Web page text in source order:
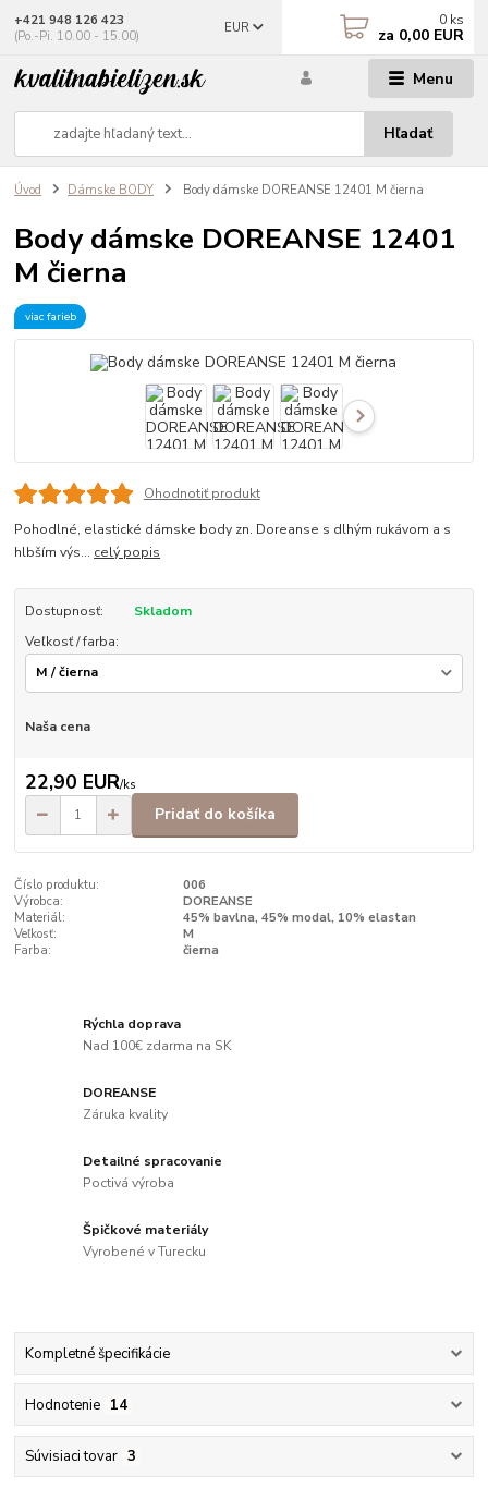
Menu
EUR
Hľadať
+421 948 126 423
(Po.-Pi. 10.00 - 15.00)
0 ks
za 0,00 EUR
Úvod Dámske BODY Body dámske DOREANSE 12401 M čierna
Body dámske DOREANSE 12401
M čierna
viac farieb
Ohodnotiť produkt
Pohodlné, elastické dámske body zn. Doreanse s dlhým rukávom a s
hlbším výs... celý popis
Dostupnosť:
Skladom
Veľkosť / farba:
Naša cena
22,90 EUR/ks
Pridať do košíka
Číslo produktu:
006
Výrobca:
DOREANSE
Materiál:
45% bavlna, 45% modal, 10% elastan
Veľkosť:
M
Farba:
čierna
Rýchla doprava
Nad 100€ zdarma na SK
DOREANSE
Záruka kvality
Detailné spracovanie
Poctivá výroba
Špičkové materiály
Vyrobené v Turecku
Kompletné špecifikácie
Hodnotenie 14
Súvisiaci tovar 3